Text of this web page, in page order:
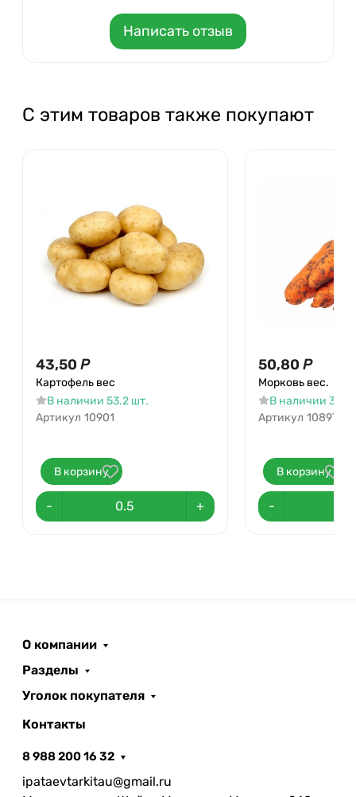
Написать отзыв
С этим товаров также покупают
43,50 Р
Картофель вес
В наличии 53.2 шт.
Артикул 10901
В корзину
- +
50,80 Р
Морковь вес.
В наличии 37
Артикул 10897
В корзину
-
О компании
Разделы
Уголок покупателя
Контакты
8 988 200 16 32
ipataevtarkitau@gmail.ru